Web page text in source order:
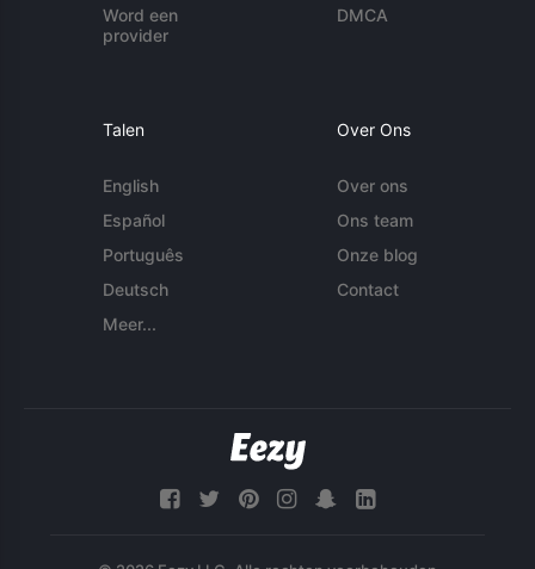
Word een
provider
DMCA
Talen
English
Español
Português
Deutsch
Meer...
Over Ons
Over ons
Ons team
Onze blog
Contact